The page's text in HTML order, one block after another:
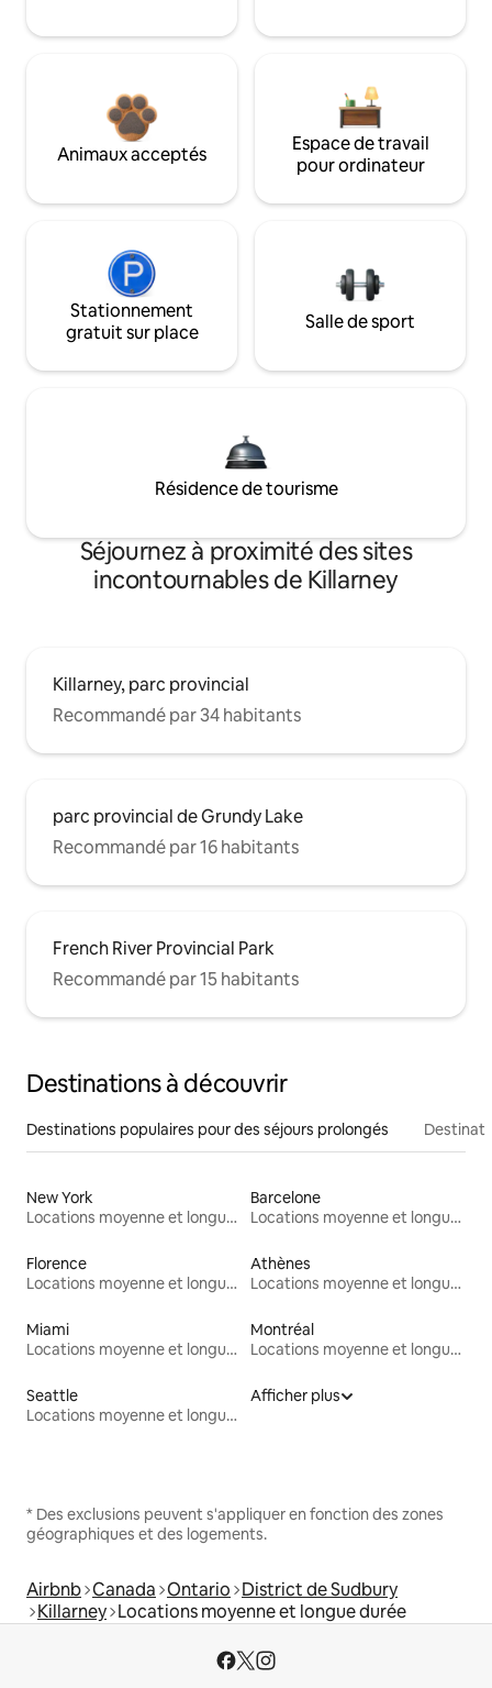
Animaux acceptés
Espace de travail
pour ordinateur
Stationnement
gratuit sur place
Salle de sport
Résidence de tourisme
Séjournez à proximité des sites
incontournables de Killarney
Killarney, parc provincial
Recommandé par 34 habitants
parc provincial de Grundy Lake
Recommandé par 16 habitants
French River Provincial Park
Recommandé par 15 habitants
Destinations à découvrir
Destinations populaires pour des séjours prolongés
New York
Locations moyenne et longue durée
Barcelone
Locations moyenne et longue durée
Florence
Locations moyenne et longue durée
Athènes
Locations moyenne et longue durée
Miami
Locations moyenne et longue durée
Montréal
Locations moyenne et longue durée
Seattle
Locations moyenne et longue durée
Afficher plus
* Des exclusions peuvent s'appliquer en fonction des zones
géographiques et des logements.
Airbnb Canada Ontario District de Sudbury
Killarney Locations moyenne et longue durée